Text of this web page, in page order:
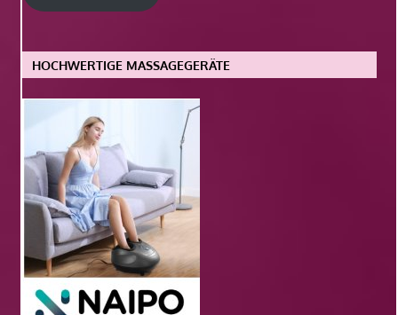
HOCHWERTIGE MASSAGEGERÄTE